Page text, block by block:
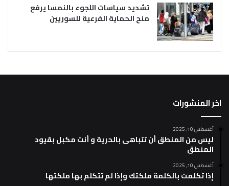
تشديد سياسات اللجوء بالنمسا يرفع
منح الحماية الفرعية للسوريين
اخر المنشورات
أغسطس 10, 2025
ليس من المنطق أن تتباهى بالحرية و أنت مكبل بقيود
المنطق
أغسطس 10, 2025
إذا تكلمت بالكلمة ملكتك وإذا لم تتكلم بها ملكتها